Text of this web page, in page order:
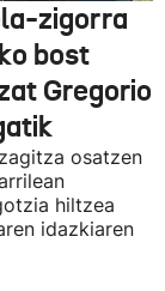
zigorra
bost
Gregorio
osatzen
hiltzea
idazkiaren